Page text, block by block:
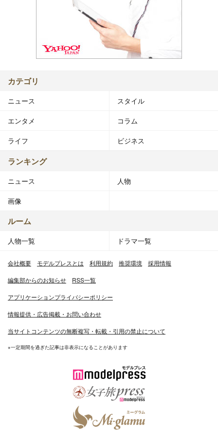
カテゴリ
ニュース スタイル
エンタメ コラム
ライフ ビジネス
ランキング
ニュース 人物
画像
ルーム
人物一覧 ドラマ一覧
会社概要 モデルプレスとは 利用規約 推奨環境 採用情報
編集部からのお知らせ RSS一覧
アプリケーションプライバシーポリシー
情報提供・広告掲載・お問い合わせ
当サイトコンテンツの無断複写・転載・引用の禁止について
※一定期間を過ぎた記事は非表示になることがあります